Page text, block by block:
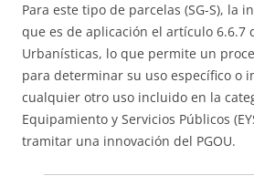
Para este tipo de parcelas (SG-S), la
que es de aplicación el artículo 6.6.7
Urbanísticas, lo que permite un
para determinar su uso específico o
cualquier otro uso incluido en la
Equipamiento y Servicios Públicos
tramitar una innovación del PGOU.